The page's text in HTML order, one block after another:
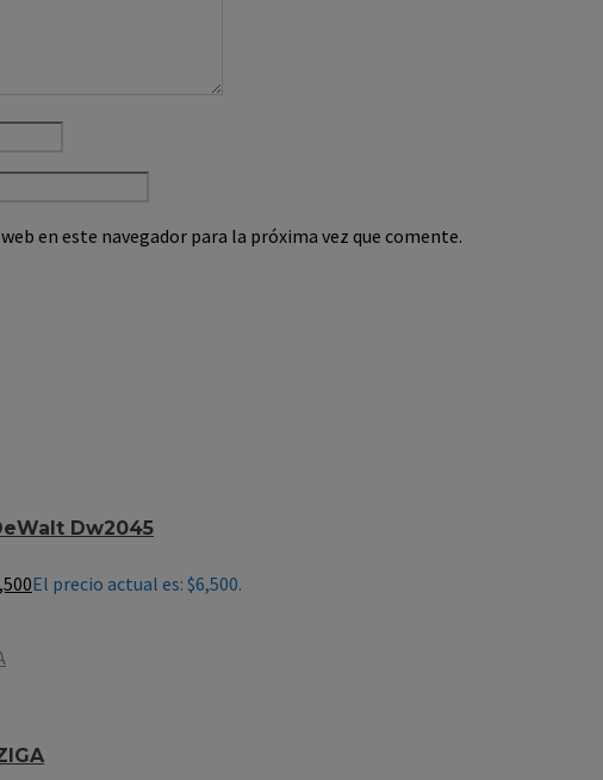
en este navegador para la próxima vez que comente.
Dw2045
El precio actual es: $6,500.